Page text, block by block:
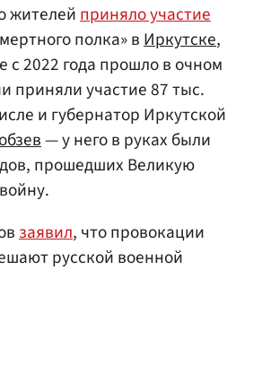
жителейприняло участие
полка» вИркутске,
с 2022 года прошло в очном
приняли участие 87 тыс.
и губернатор Иркутской
— у него в руках были
прошедших Великую
заявил, что провокации
русской военной